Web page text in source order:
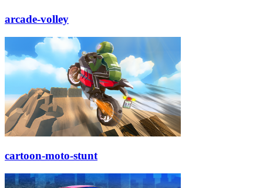
arcade-volley
cartoon-moto-stunt